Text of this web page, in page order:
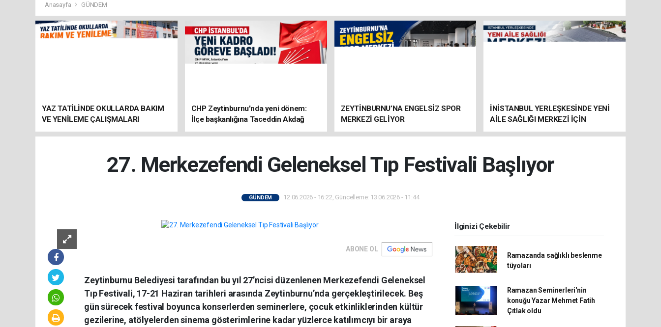
Anasayfa GÜNDEM
YAZ TATİLİNDE OKULLARDA BAKIM
VE YENİLEME ÇALIŞMALARI
SÜRÜYOR
CHP Zeytinburnu'nda yeni dönem:
İlçe başkanlığına Taceddin Akdağ
atandı
ZEYTİNBURNU’NA ENGELSİZ SPOR
MERKEZİ GELİYOR
İNİSTANBUL YERLEŞKESİNDE YENİ
AİLE SAĞLIĞI MERKEZİ İÇİN
HAZIRLIKLAR SÜRÜYOR
27. Merkezefendi Geleneksel Tıp Festivali Başlıyor
GÜNDEM 12.06.2026 - 16:22, Güncelleme: 13.06.2026 - 11:44
ABONE OL
Zeytinburnu Belediyesi tarafından bu yıl 27’ncisi düzenlenen Merkezefendi Geleneksel
Tıp Festivali, 17-21 Haziran tarihleri arasında Zeytinburnu’nda gerçekleştirilecek. Beş
gün sürecek festival boyunca konserlerden seminerlere, çocuk etkinliklerinden kültür
gezilerine, atölyelerden sinema gösterimlerine kadar yüzlerce katılımcıyı bir araya
İlginizi Çekebilir
Ramazanda sağlıklı beslenme
tüyoları
Ramazan Seminerleri'nin
konuğu Yazar Mehmet Fatih
Çıtlak oldu